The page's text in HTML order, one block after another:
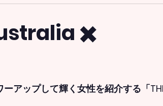
✖️
アップして輝く女性を紹介する「